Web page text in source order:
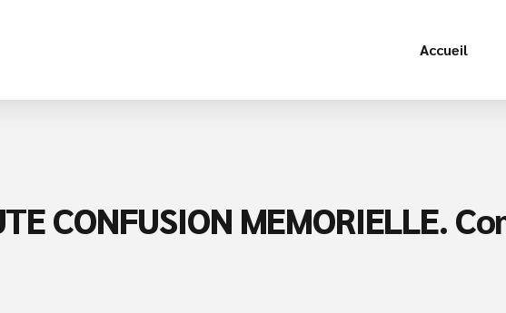
Accueil
CONFUSION MEMORIELLE.